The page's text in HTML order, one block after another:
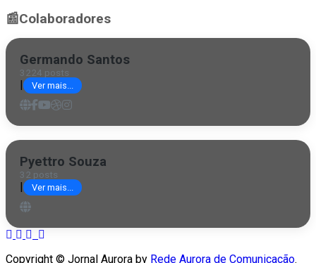
📰Colaboradores
Germando Santos
3224 posts
| Ver mais...
Pyettro Souza
32 posts
| Ver mais...
Copyright © Jornal Aurora by Rede Aurora de Comunicação.